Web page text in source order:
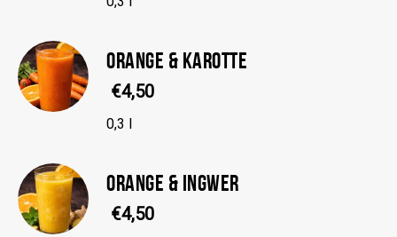
ORANGE & KAROTTE
€4,50
0,3 l
ORANGE & INGWER
€4,50